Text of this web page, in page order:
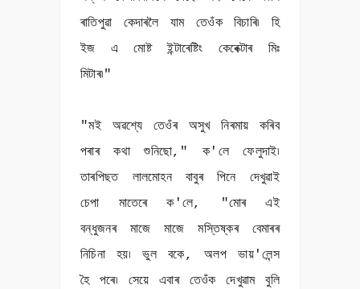
ৰাতিপুৱা কেদাৰলৈ যাম তেওঁক বিচাৰি৷ হি
ইজ এ মোষ্ট ইন্টাৰেষ্টিং কেৰেক্টাৰ মিঃ
মিটাৰ৷"
"মই অৱশ্যে তেওঁৰ অসুখ নিৰমায় কৰিব
পৰাৰ কথা শুনিছো," ক'লে ফেলুদাই৷
তাৰপিছত লালমোহন বাবুৰ পিনে দেখুৱাই
চেপা মাতেৰে ক'লে, "মোৰ এই
বন্ধুজনৰ মাজে মাজে মস্তিষ্কৰ বেমাৰৰ
নিচিনা হয়৷ ভুল বকে, অলপ ভায়'লেন্স
হৈ পৰে৷ সেয়ে এবাৰ তেওঁক দেখুৱাম বুলি